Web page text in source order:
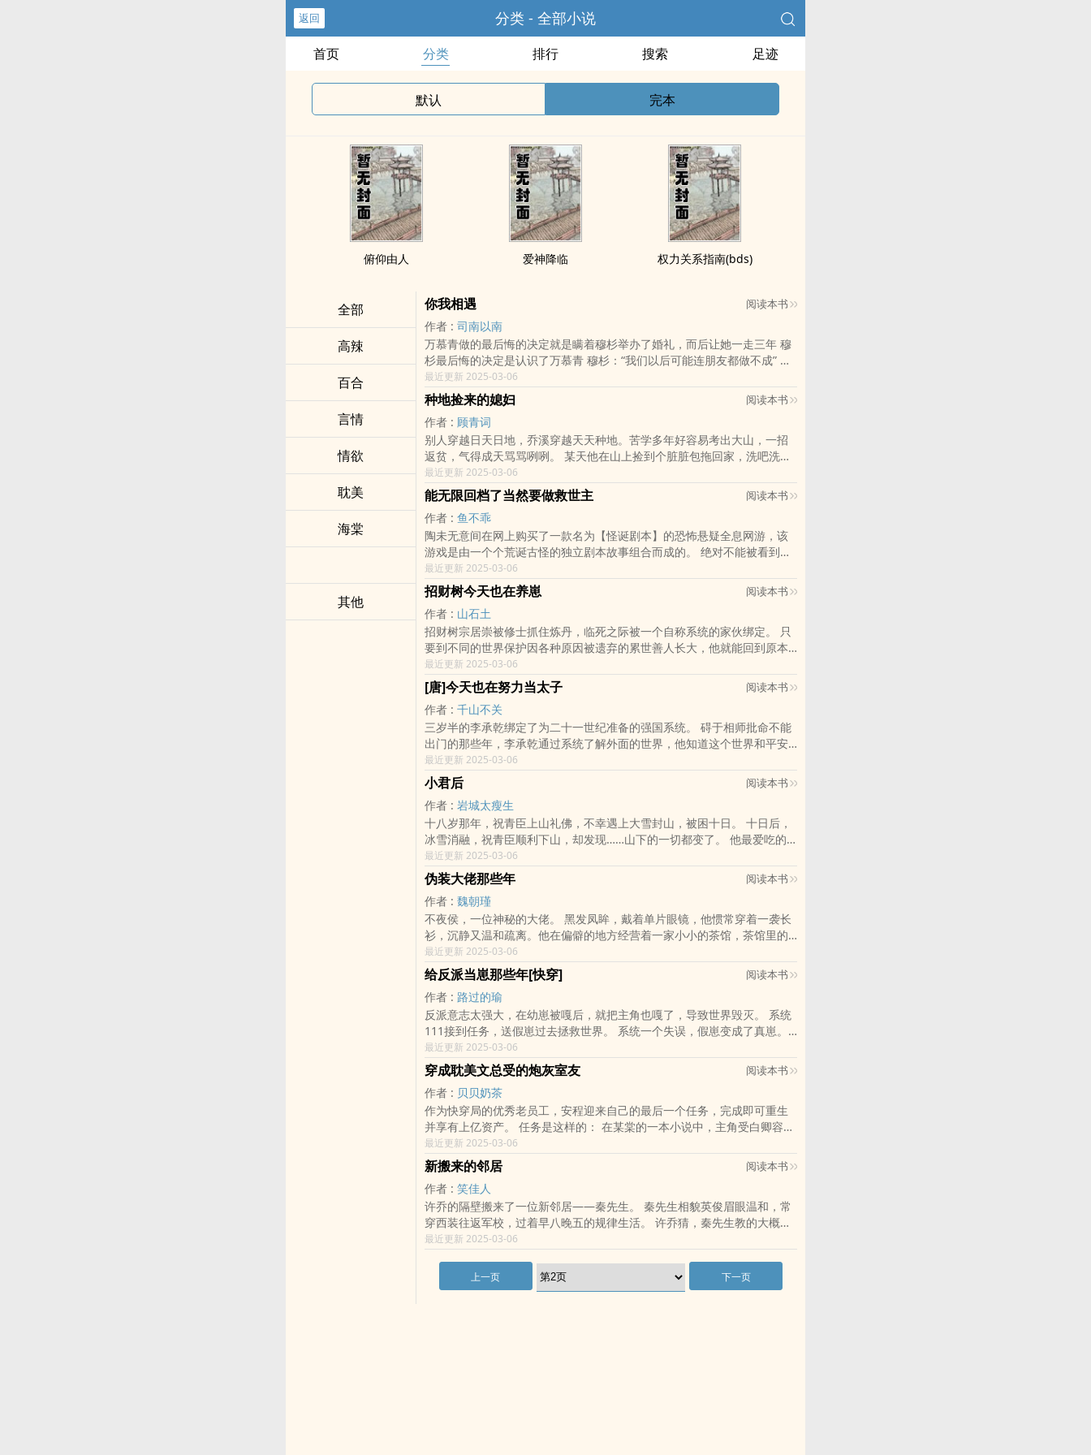
返回 分类 - 全部小说
首页 分类 排行 搜索 足迹
默认 完本
俯仰由人 爱神降临 权力关系指南(bds)
全部
高辣
百合
言情
情欲
耽美
海棠
其他
你我相遇 阅读本书
作者 : 司南以南
万慕青做的最后悔的决定就是瞒着穆杉举办了婚礼，而后让她一走三年 穆
杉最后悔的决定是认识了万慕青 穆杉：“我们以后可能连朋友都做不成” 万
慕青：“我从没想过和你做朋友” 曾秀恩是她的意料之
最近更新 2025-03-06
种地捡来的媳妇 阅读本书
作者 : 顾青词
别人穿越日天日地，乔溪穿越天天种地。苦学多年好容易考出大山，一招
返贫，气得成天骂骂咧咧。 某天他在山上捡到个脏脏包拖回家，洗吧洗吧
意外发现还挺帅，而且肌肉发达，于是索性留他当苦力一起种地发家
最近更新 2025-03-06
能无限回档了当然要做救世主 阅读本书
作者 : 鱼不乖
陶未无意间在网上购买了一款名为【怪诞剧本】的恐怖悬疑全息网游，该
游戏是由一个个荒诞古怪的独立剧本故事组合而成的。 绝对不能被看到
的、但喜欢居住在你眼皮内的女人/无法触碰、却会你身体里生长成熟最
最近更新 2025-03-06
招财树今天也在养崽 阅读本书
作者 : 山石土
招财树宗居崇被修士抓住炼丹，临死之际被一个自称系统的家伙绑定。 只
要到不同的世界保护因各种原因被遗弃的累世善人长大，他就能回到原本
的世界报仇。 宗居崇：养崽嘛，不难。 世界一：我在
最近更新 2025-03-06
[唐]今天也在努力当太子 阅读本书
作者 : 千山不关
三岁半的李承乾绑定了为二十一世纪准备的强国系统。 碍于相师批命不能
出门的那些年，李承乾通过系统了解外面的世界，他知道这个世界和平安
定，科技发展欣欣向荣，百姓生活方便快捷，比贫穷的自己家好多了
最近更新 2025-03-06
小君后 阅读本书
作者 : 岩城太瘦生
十八岁那年，祝青臣上山礼佛，不幸遇上大雪封山，被困十日。 十日后，
冰雪消融，祝青臣顺利下山，却发现……山下的一切都变了。 他最爱吃的
小饭馆变成了大酒楼、他最喜欢的糕点铺老板从爷爷换成了孙子，
最近更新 2025-03-06
伪装大佬那些年 阅读本书
作者 : 魏朝瑾
不夜侯，一位神秘的大佬。 黑发凤眸，戴着单片眼镜，他惯常穿着一袭长
衫，沉静又温和疏离。他在偏僻的地方经营着一家小小的茶馆，茶馆里的
每一样物品都价值连城。 他接待来来往往的过客，有人敬他、有
最近更新 2025-03-06
给反派当崽那些年[快穿] 阅读本书
作者 : 路过的瑜
反派意志太强大，在幼崽被嘎后，就把主角也嘎了，导致世界毁灭。 系统
111接到任务，送假崽过去拯救世界。 系统一个失误，假崽变成了真崽。
话只能说得磕磕绊绊的小祈年，被迫走上给反派当崽的道路
最近更新 2025-03-06
穿成耽美文总受的炮灰室友 阅读本书
作者 : 贝贝奶茶
作为快穿局的优秀老员工，安程迎来自己的最后一个任务，完成即可重生
并享有上亿资产。 任务是这样的： 在某棠的一本小说中，主角受白卿容貌
俊美还成绩优异，许多男人费劲心机只为得到他。主角受本想反
最近更新 2025-03-06
新搬来的邻居 阅读本书
作者 : 笑佳人
许乔的隔壁搬来了一位新邻居——秦先生。 秦先生相貌英俊眉眼温和，常
穿西装往返军校，过着早八晚五的规律生活。 许乔猜，秦先生教的大概是
文科。 许乔的精神体是重瓣莲，适合找一位水属性的伴侣。
最近更新 2025-03-06
上一页 下一页